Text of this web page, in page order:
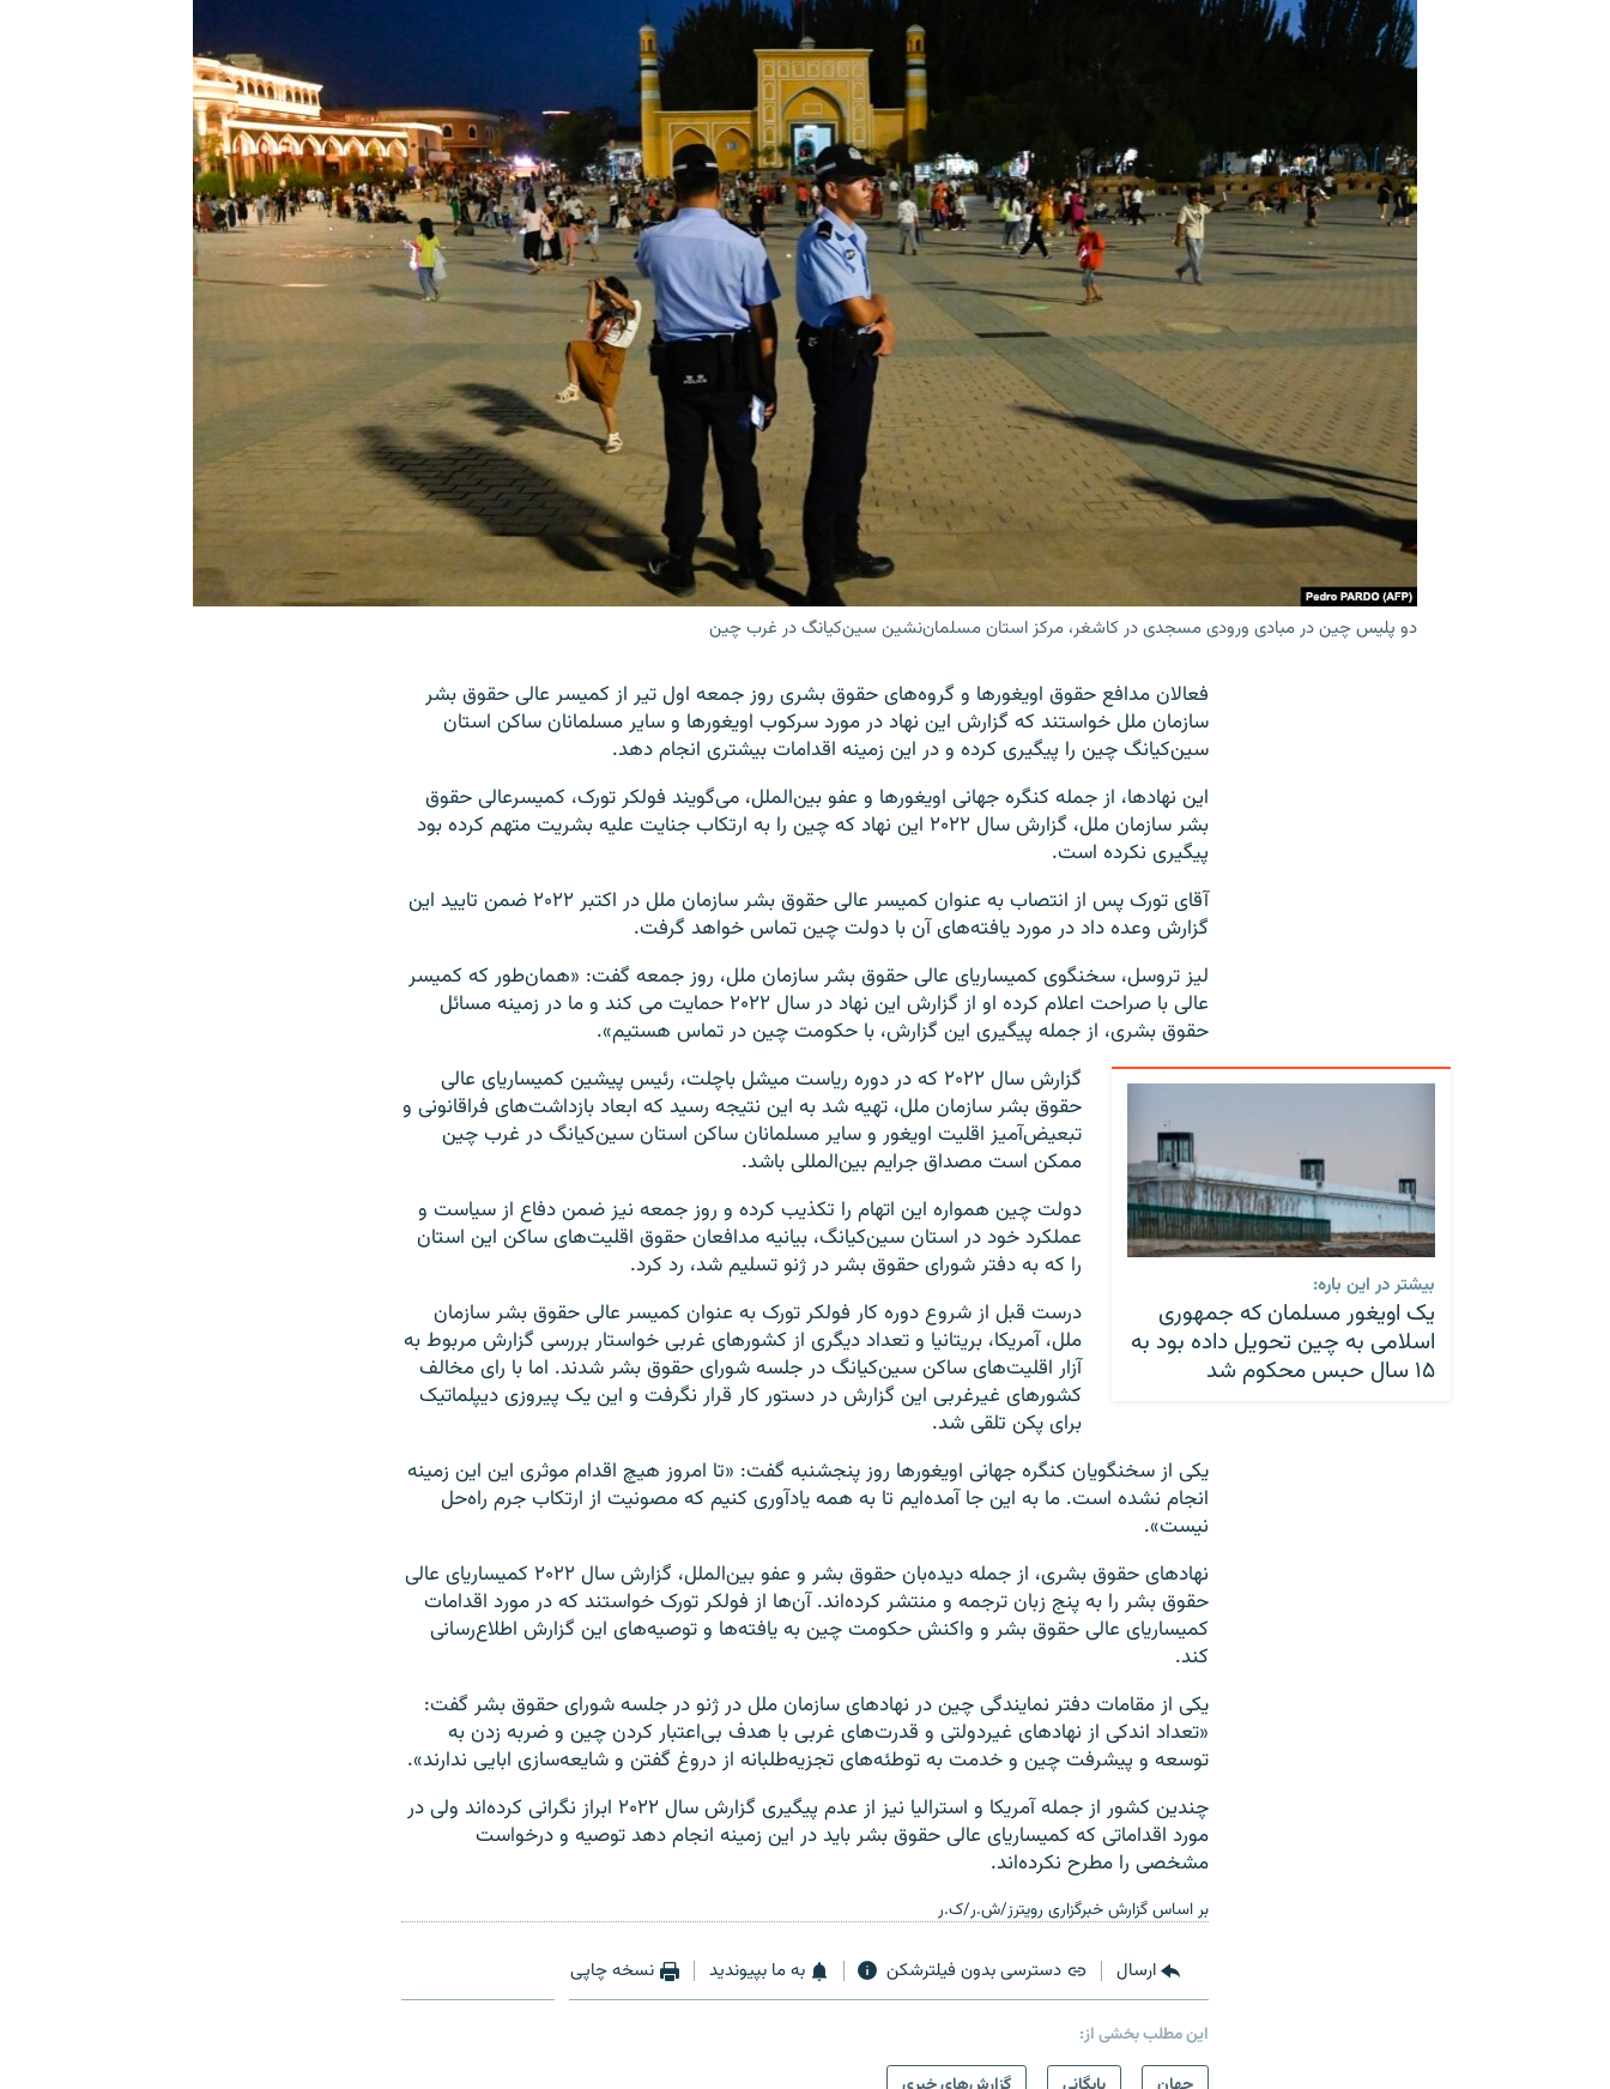
دو پلیس چین در مبادی ورودی مسجدی در کاشغر، مرکز استان مسلمان‌نشین سین‌کیانگ در غرب چین
فعالان مدافع حقوق اویغورها و گروه‌های حقوق بشری روز جمعه اول تیر از کمیسر عالی حقوق بشر
سازمان ملل خواستند که گزارش این نهاد در مورد سرکوب اویغورها و سایر مسلمانان ساکن استان
سین‌کیانگ چين را پیگیری کرده و در این زمینه اقدامات بیشتری انجام دهد.
این نهادها، از جمله کنگره جهانی اویغورها و عفو بین‌الملل، می‌گویند فولکر تورک، کمیسرعالی حقوق
بشر سازمان ملل، گزارش سال ۲۰۲۲ اين نهاد که چین را به ارتکاب جنایت علیه بشریت متهم کرده بود
پیگیری نکرده است.
آقای تورک پس از انتصاب به عنوان کمیسر عالی حقوق بشر سازمان ملل در اکتبر ۲۰۲۲ ضمن تاييد اين
گزارش وعده داد در مورد یافته‌های آن با دولت چین تماس خواهد گرفت.
لیز تروسل، سخنگوی کمیساریای عالی حقوق بشر سازمان ملل، روز جمعه گفت: «همان‌طور که کمیسر
عالی با صراحت اعلام کرده او از گزارش این نهاد در سال ۲۰۲۲ حمایت می کند و ما در زمینه مسائل
حقوق بشری، از جمله پیگیری این گزارش، با حکومت چین در تماس هستیم».
بیشتر در این باره:
یک اویغور مسلمان که جمهوری
اسلامی به چین تحویل داده بود به
۱۵ سال حبس محکوم شد
گزارش سال ۲۰۲۲ که در دوره ریاست میشل باچلت، رئیس پیشین کمیساریای عالی
حقوق بشر سازمان ملل، تهیه شد به این نتیجه رسید که ابعاد بازداشت‌های فراقانونی و
تبعیض‌آمیز اقلیت اویغور و سایر مسلمانان ساکن استان سین‌کیانگ در غرب چین
ممکن است مصداق جرایم بین‌المللی باشد.
دولت چین همواره این اتهام را تکذیب کرده و روز جمعه نیز ضمن دفاع از سیاست و
عملکرد خود در استان سین‌کیانگ، بیانیه مدافعان حقوق اقلیت‌های ساکن این استان
را که به دفتر شورای حقوق بشر در ژنو تسلیم شد، رد کرد.
درست قبل از شروع دوره کار فولکر تورک به عنوان کمیسر عالی حقوق بشر سازمان
ملل، آمریکا، بریتانیا و تعداد دیگری از کشورهای غربی خواستار بررسی گزارش مربوط به
آزار اقلیت‌های ساکن سین‌کیانگ در جلسه شورای حقوق بشر شدند. اما با رای مخالف
کشورهای غیرغربی این گزارش در دستور کار قرار نگرفت و این یک پیروزی دیپلماتیک
برای پکن تلقی شد.
یکی از سخنگویان کنگره جهانی اویغورها روز پنجشنبه گفت: «تا امروز هیچ اقدام موثری این این زمینه
انجام نشده است. ما به این جا آمده‌ایم تا به همه یادآوری کنیم که مصونیت از ارتکاب جرم راه‌حل
نیست».
نهادهای حقوق بشری، از جمله دیده‌بان حقوق بشر و عفو بین‌الملل، گزارش سال ۲۰۲۲ کمیساریای عالی
حقوق بشر را به پنج زبان ترجمه و منتشر کرده‌اند. آن‌ها از فولکر تورک خواستند که در مورد اقدامات
کمیساریای عالی حقوق بشر و واکنش حکومت چین به یافته‌ها و توصیه‌های اين گزارش اطلاع‌رسانی
کند.
یکی از مقامات دفتر نمایندگی چین در نهادهای سازمان ملل در ژنو در جلسه شورای حقوق بشر گفت:
«تعداد اندکی از نهادهای غیردولتی و قدرت‌های غربی با هدف بی‌اعتبار کردن چین و ضربه زدن به
توسعه و پیشرفت چین و خدمت به توطئه‌های تجزیه‌طلبانه از دروغ گفتن و شایعه‌سازی ابایی ندارند».
چندین کشور از جمله آمریکا و استرالیا نیز از عدم پیگیری گزارش سال ۲۰۲۲ ابراز نگرانی کرده‌اند ولی در
مورد اقداماتی که کمیساریای عالی حقوق بشر باید در این زمینه انجام دهد توصیه و درخواست
مشخصی را مطرح نکرده‌اند.
بر اساس گزارش خبرگزاری رویترز/ش.ر/ک.ر
ارسال دسترسی بدون فیلترشکن به ما بپیوندید نسخه چاپی
این مطلب بخشی از: